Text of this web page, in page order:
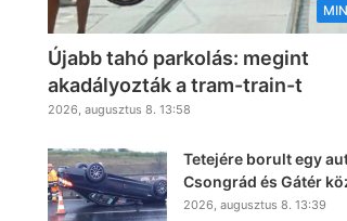
Újabb tahó parkolás: megint
akadályozták a tram-train-t
2026, augusztus 8. 13:58
Tetejére borult egy
Csongrád és Gátér
2026, augusztus 8. 13:39